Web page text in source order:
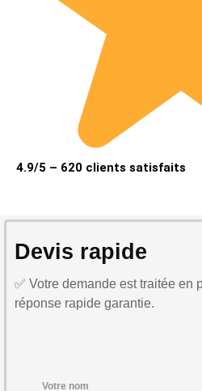
4.9/5 – 620 clients satisfaits
Devis rapide
✅ Votre demande est traitée en
réponse rapide garantie.
Votre nom